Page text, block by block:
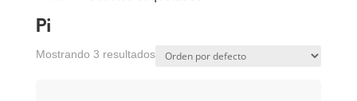
Pi
Mostrando 3 resultados